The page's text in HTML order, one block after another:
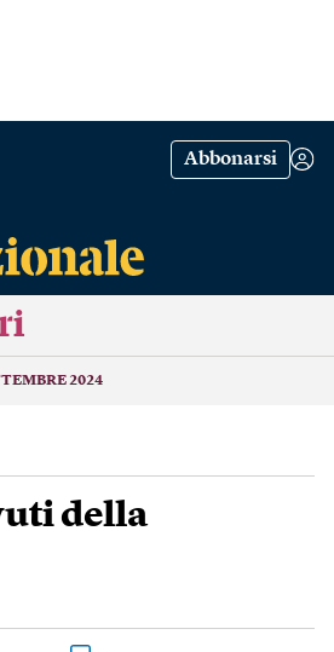
Abbonarsi
2024
della